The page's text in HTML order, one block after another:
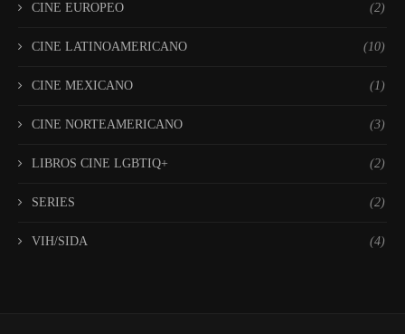
CINE EUROPEO (2)
CINE LATINOAMERICANO (10)
CINE MEXICANO (1)
CINE NORTEAMERICANO (3)
LIBROS CINE LGBTIQ+ (2)
SERIES (2)
VIH/SIDA (4)